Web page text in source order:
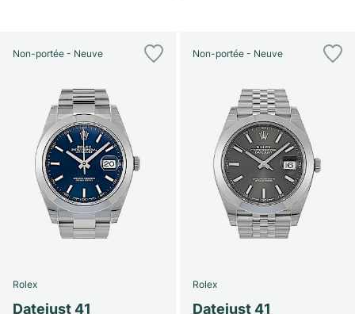
Non-portée - Neuve
Rolex
Datejust 41
Non-portée - Neuve
Rolex
Datejust 41